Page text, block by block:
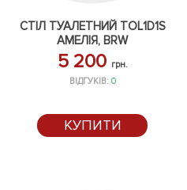
СТІЛ ТУАЛЕТНИЙ TOL1D1S
АМЕЛІЯ, BRW
5 200 грн.
ВІДГУКІВ: 0
КУПИТИ